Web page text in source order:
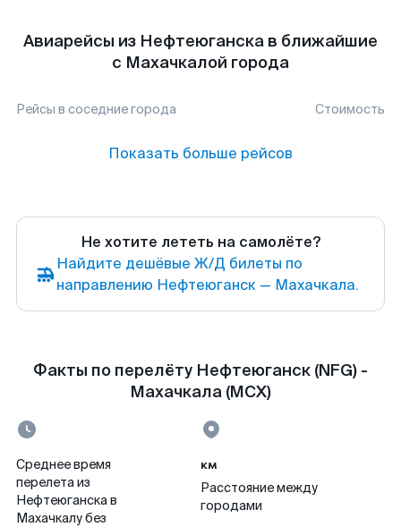
Авиарейсы из Нефтеюганска в ближайшие
с Махачкалой города
Рейсы в соседние города Стоимость
Показать больше рейсов
Не хотите лететь на самолёте?
Найдите дешёвые Ж/Д билеты по
направлению Нефтеюганск — Махачкала.
Факты по перелёту Нефтеюганск (NFG) -
Махачкала (MCX)
Среднее время
перелета из
Нефтеюганска в
Махачкалу без
км
Расстояние между
городами